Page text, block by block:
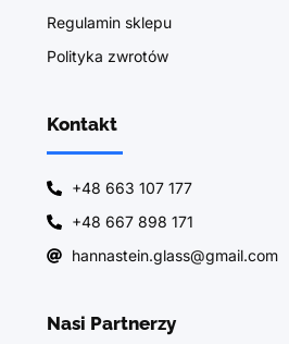
Regulamin sklepu
Polityka zwrotów
Kontakt
+48 663 107 177
+48 667 898 171
hannastein.glass@gmail.com
Nasi Partnerzy